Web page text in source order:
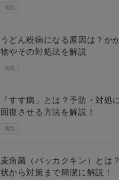
病気
病気
うどん粉病になる原因は？か
物やその対処法を解説
病気
「すす病」とは？予防・対処
回復させる方法を解説！
麦角菌（バッカクキン）とは
状から対策まで簡潔に解説！